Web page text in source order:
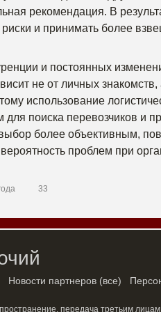
рекомендация. В
и принимать более
и постоянных
не от личных знакомств,
использование
поиска перевозчиков и
более объективным,
проблем при
33
Новости партнеров (все)
передача третьим